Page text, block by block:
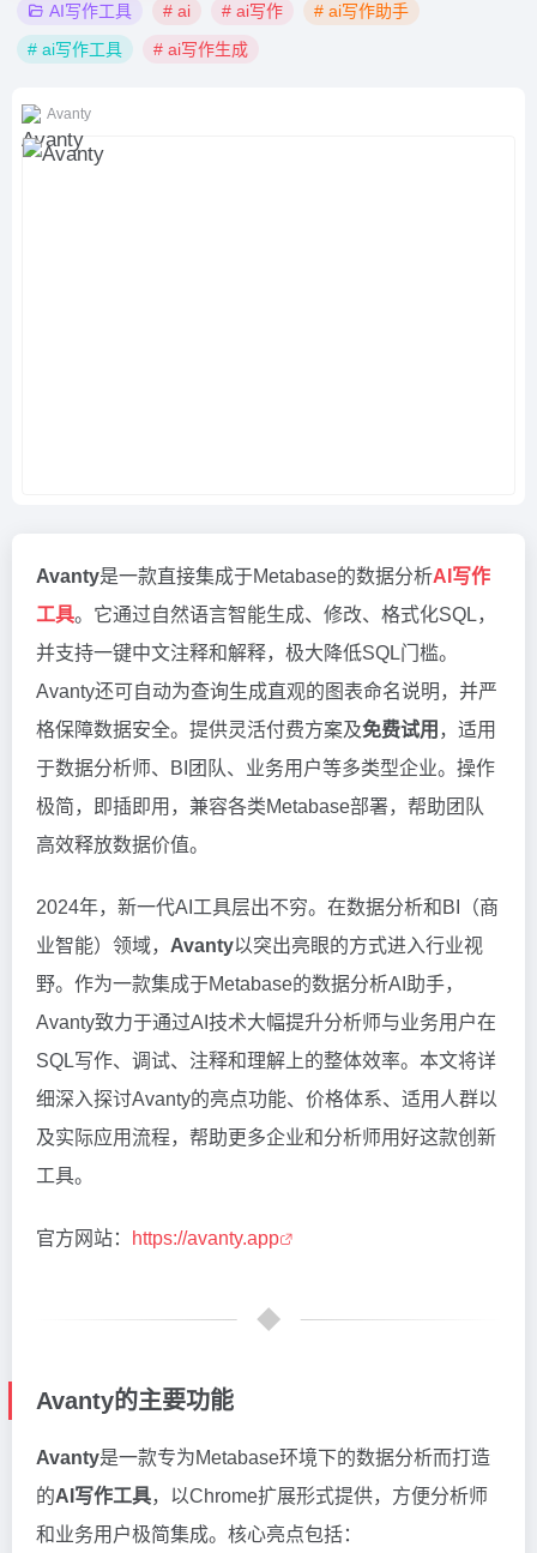
AI写作工具 # ai # ai写作
# ai写作助手
# ai写作工具
# ai写作生成
Avanty
Avanty是一款直接集成于Metabase的数据分析AI写作
工具。它通过自然语言智能生成、修改、格式化SQL，
并支持一键中文注释和解释，极大降低SQL门槛。
Avanty还可自动为查询生成直观的图表命名说明，并严
格保障数据安全。提供灵活付费方案及免费试用 ，适用
于数据分析师、BI团队、业务用户等多类型企业。操作
极简，即插即用，兼容各类Metabase部署，帮助团队
高效释放数据价值。
2024年，新一代AI工具层出不穷。在数据分析和BI（商
业智能）领域， Avanty以突出亮眼的方式进入行业视
野。作为一款集成于Metabase的数据分析AI助手，
Avanty致力于通过AI技术大幅提升分析师与业务用户在
SQL写作、调试、注释和理解上的整体效率。本文将详
细深入探讨Avanty的亮点功能、价格体系、适用人群以
及实际应用流程，帮助更多企业和分析师用好这款创新
工具。
官方网站： https://avanty.app
Avanty的主要功能
Avanty是一款专为Metabase环境下的数据分析而打造
的AI写作工具，以Chrome扩展形式提供，方便分析师
和业务用户极简集成。核心亮点包括：